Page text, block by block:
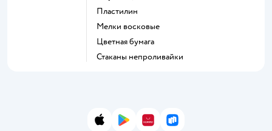
Пластилин
Мелки восковые
Цветная бумага
Стаканы непроливайки
App StoreGoogle Play
AppGallery
RuStore